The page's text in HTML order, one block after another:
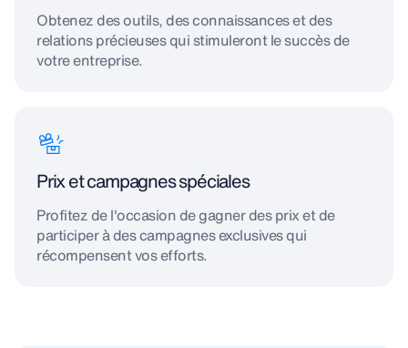
Obtenez des outils, des connaissances et des
relations précieuses qui stimuleront le succès de
votre entreprise.
Prix et campagnes spéciales
Profitez de l'occasion de gagner des prix et de
participer à des campagnes exclusives qui
récompensent vos efforts.